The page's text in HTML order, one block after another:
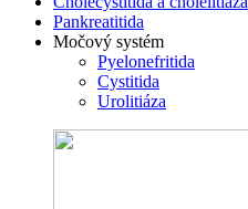
Pankreatitida
Močový systém
Pyelonefritida
Cystitida
Urolitiáza